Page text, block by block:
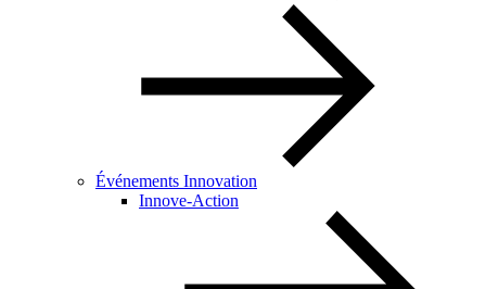
Événements Innovation
Innove-Action